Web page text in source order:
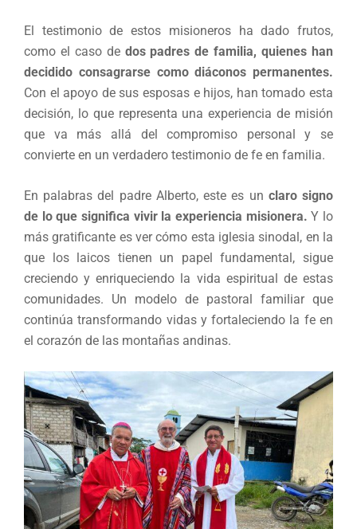
El testimonio de estos misioneros ha dado frutos,
como el caso de dos padres de familia, quienes han
decidido consagrarse como diáconos permanentes.
Con el apoyo de sus esposas e hijos, han tomado esta
decisión, lo que representa una experiencia de misión
que va más allá del compromiso personal y se
convierte en un verdadero testimonio de fe en familia.
En palabras del padre Alberto, este es un claro signo
de lo que significa vivir la experiencia misionera. Y lo
más gratificante es ver cómo esta iglesia sinodal, en la
que los laicos tienen un papel fundamental, sigue
creciendo y enriqueciendo la vida espiritual de estas
comunidades. Un modelo de pastoral familiar que
continúa transformando vidas y fortaleciendo la fe en
el corazón de las montañas andinas.